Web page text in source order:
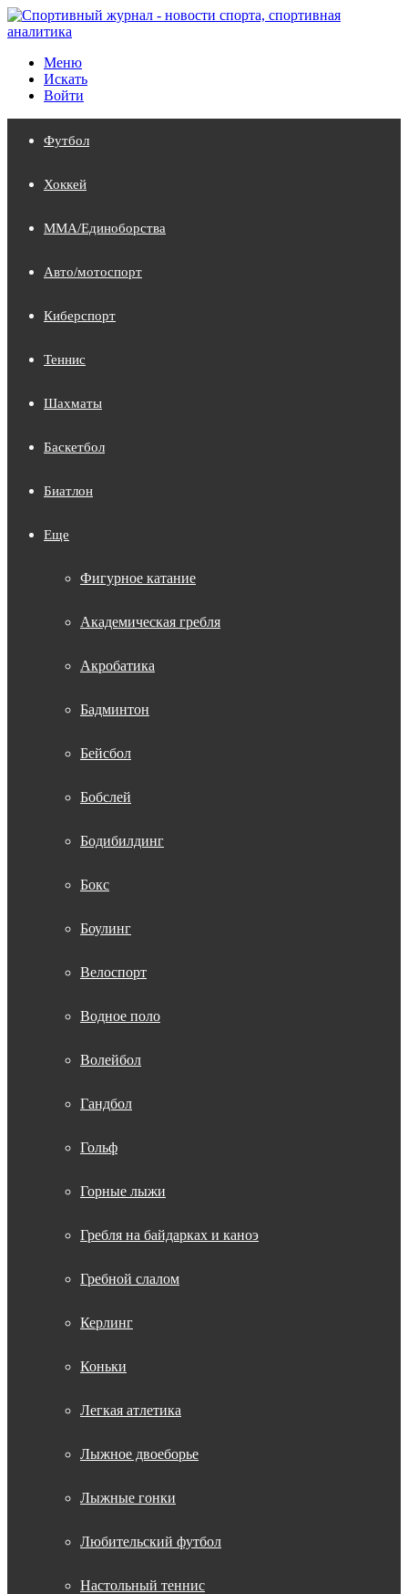
Меню
Искать
Войти
Футбол
Хоккей
MMA/Единоборства
Авто/мотоспорт
Киберспорт
Теннис
Шахматы
Баскетбол
Биатлон
Еще
Фигурное катание
Академическая гребля
Акробатика
Бадминтон
Бейсбол
Бобслей
Бодибилдинг
Бокс
Боулинг
Велоспорт
Водное поло
Волейбол
Гандбол
Гольф
Горные лыжи
Гребля на байдарках и каноэ
Гребной слалом
Керлинг
Коньки
Легкая атлетика
Лыжное двоеборье
Лыжные гонки
Любительский футбол
Настольный теннис